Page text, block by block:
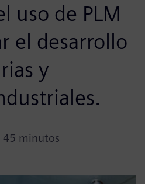
uso de PLM
el desarrollo
y
45 minutos